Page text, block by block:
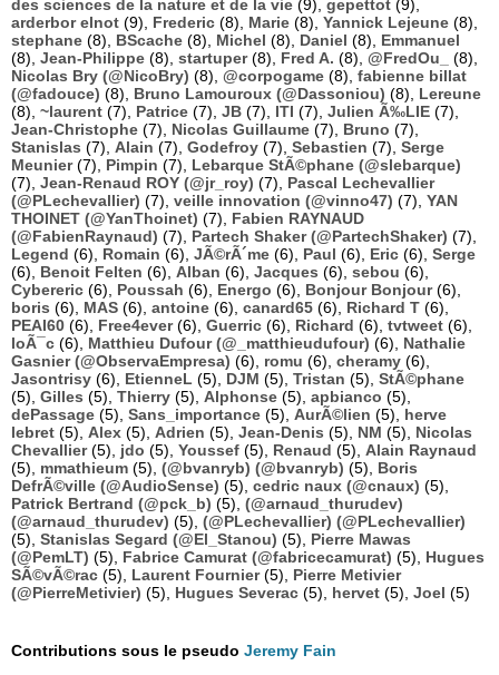
des sciences de la nature et de la vie (9), gepettot (9),
arderbor elnot (9), Frederic (8), Marie (8), Yannick Lejeune (8),
stephane (8), BScache (8), Michel (8), Daniel (8), Emmanuel
(8), Jean-Philippe (8), startuper(8), Fred A. (8), @FredOu_
(8),
Nicolas Bry (@NicoBry) (8), @corpogame (8), fabienne billat
(@fadouce) (8), Bruno Lamouroux (@Dassoniou) (8), Lereune
(8), ~laurent (7), Patrice (7), JB (7), ITI (7), Julien Ã‰LIE (7),
Jean-Christophe (7), Nicolas Guillaume (7), Bruno (7),
Stanislas (7), Alain (7), Godefroy (7), Sebastien (7), Serge
Meunier(7), Pimpin (7), Lebarque StÃ©phane (@slebarque)
(7), Jean-Renaud ROY (@jr_roy) (7), Pascal Lechevallier
(@PLechevallier) (7), veille innovation (@vinno47) (7), YAN
THOINET (@YanThoinet) (7), Fabien RAYNAUD
(@FabienRaynaud) (7), Partech Shaker (@PartechShaker) (7),
Legend (6), Romain (6), JÃ©rÃ´me (6), Paul (6), Eric (6), Serge
(6), Benoit Felten (6), Alban (6), Jacques (6), sebou (6),
Cybereric (6), Poussah (6), Energo (6), Bonjour Bonjour(6),
boris (6), MAS (6), antoine (6), canard65 (6), Richard T (6),
PEAI60 (6), Free4ever(6), Guerric (6), Richard (6), tvtweet (6),
loÃ¯c (6), Matthieu Dufour (@_matthieudufour) (6), Nathalie
Gasnier (@ObservaEmpresa) (6), romu (6), cheramy (6),
Jasontrisy (6), EtienneL (5), DJM (5), Tristan (5), StÃ©phane
(5), Gilles (5), Thierry (5), Alphonse (5), apbianco (5),
dePassage (5), Sans_importance (5), AurÃ©lien (5), herve
lebret (5), Alex (5), Adrien (5), Jean-Denis (5), NM (5), Nicolas
Chevallier(5), jdo (5), Youssef (5), Renaud (5), Alain Raynaud
(5), mmathieum (5), (@bvanryb) (@bvanryb) (5), Boris
DefrÃ©ville (@AudioSense) (5), cedric naux (@cnaux) (5),
Patrick Bertrand (@pck_b) (5), (@arnaud_thurudev)
(@arnaud_thurudev) (5), (@PLechevallier) (@PLechevallier)
(5), Stanislas Segard (@El_Stanou) (5), Pierre Mawas
(@PemLT) (5), Fabrice Camurat (@fabricecamurat) (5), Hugues
SÃ©vÃ©rac (5), Laurent Fournier(5), Pierre Metivier
(@PierreMetivier) (5), Hugues Severac (5), hervet (5), Joel (5)
Contributions sous le pseudo Jeremy Fain